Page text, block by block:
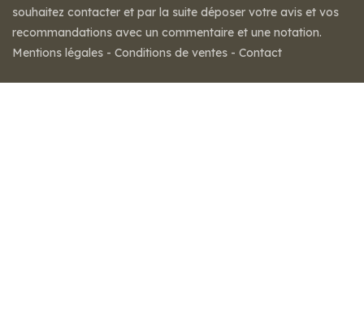
souhaitez contacter et par la suite déposer votre avis et vos
recommandations avec un commentaire et une notation.
Mentions légales - Conditions de ventes - Contact